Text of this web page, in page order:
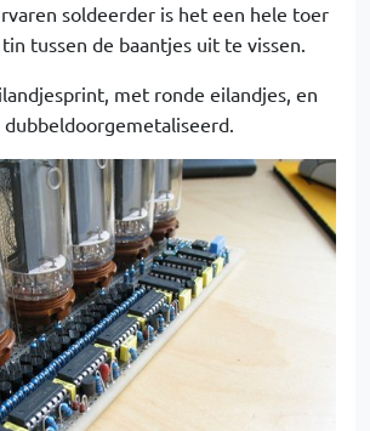
soldeerder is het een hele toer
tussen de baantjes uit te vissen.
met ronde eilandjes, en
dubbeldoorgemetaliseerd.